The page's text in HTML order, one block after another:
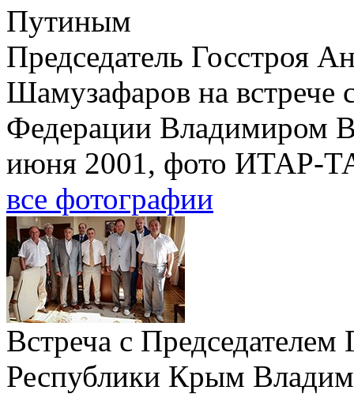
Председатель Госстроя
Шамузафаров на встрече
Федерации Владимиром
июня 2001, фото ИТАР-
все фотографии
Встреча с Председателем
Республики Крым